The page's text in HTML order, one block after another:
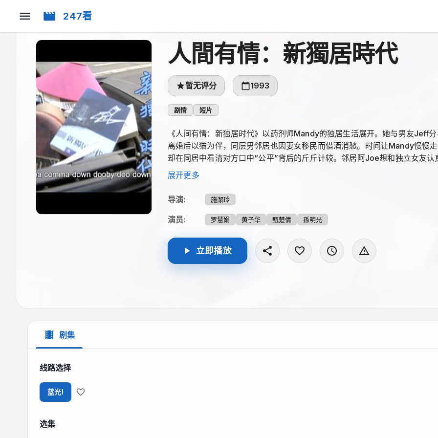
247看
人間有情：新獨居時代
暂无评分 1993
剧情 短片
《人间有情：新独居时代》以药剂师Mandy的独居生活展开。她与男友Jeff
离婚后以猫为伴，同层男邻居也因妻女移民而借酒消愁。时间让Mandy慢慢
却在同居中看清对方口中“公平”背后的斤斤计较。邻居阿Joe想和独立女友
冷清不是随便依附一段关系的理由，Mandy决定分手，而Jeff后来又搬到同
展开更多
导演: 施潔玲
演员: 罗慧娟 黄子华 甄楚倩 孫明光
立即播放
剧集
线路选择
蓝光I
选集